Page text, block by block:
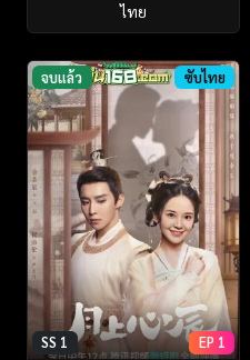
ไทย
จบแล้ว ซับไทย
SS 1 EP 1